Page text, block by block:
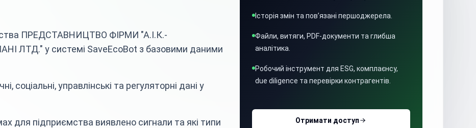
ПРЕДСТАВНИЦТВО ФІРМИ "А.І.К.-
ЛТД." у системі SaveEcoBot з базовими даними
соціальні, управлінські та регуляторні дані у
для підприємства виявлено сигнали та які типи
Історія змін та пов’язані першоджерела.
Файли, витяги, PDF-документи та глибша
аналітика.
Робочий інструмент для ESG, комплаєнсу,
due diligence та перевірки контрагентів.
Отримати доступ